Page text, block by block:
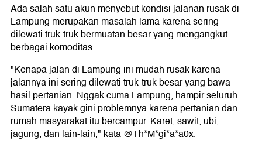
Ada salah satu akun menyebut kondisi jalanan rusak di
Lampung merupakan masalah lama karena sering
dilewati truk-truk bermuatan besar yang mengangkut
berbagai komoditas.
"Kenapa jalan di Lampung ini mudah rusak karena
jalannya ini sering dilewati truk-truk besar yang bawa
hasil pertanian. Nggak cuma Lampung, hampir seluruh
Sumatera kayak gini problemnya karena pertanian dan
rumah masyarakat itu bercampur. Karet, sawit, ubi,
jagung, dan lain-lain," kata @Th*M*gi*a*a0x.